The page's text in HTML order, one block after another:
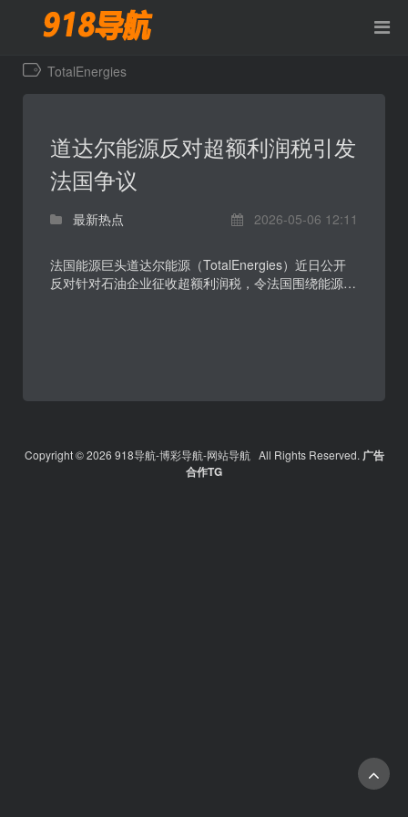
TotalEnergies
道达尔能源反对超额利润税引发
法国争议
最新热点 2026-05-06 12:11
法国能源巨头道达尔能源（TotalEnergies）近日公开
反对针对石油企业征收超额利润税，令法国围绕能源价
Copyright © 2026 918导航-博彩导航-网站导航 All Rights Reserved. 广告
合作TG